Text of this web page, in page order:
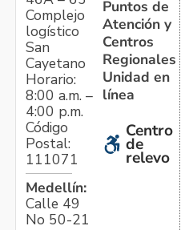
Complejo
logístico
San
Cayetano
Horario:
8:00 a.m. –
4:00 p.m.
Código
Postal:
111071
Medellín:
Calle 49
No 50-21
Puntos de
Atención y
Centros
Regionales
Unidad en
línea
Centro
de
relevo